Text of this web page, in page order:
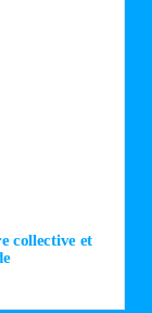
collective et